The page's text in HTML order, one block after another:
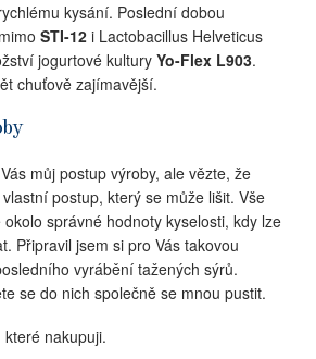
kysání. Poslední dobou
STI-12 i Lactobacillus Helveticus
jogurtové kultury Yo-Flex L903.
chuťově zajímavější.
můj postup výroby, ale vězte, že
postup, který se může lišit. Vše
správné hodnoty kyselosti, kdy lze
Připravil jsem si pro Vás takovou
vyrábění tažených sýrů.
se do nich společně se mnou pustit.
nakupuji.